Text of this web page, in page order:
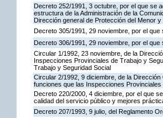
Decreto 252/1991, 3 octubre, por el que se
estructura de la Administración de la
Dirección general de Protección del Menor y
Decreto 305/1991, 29 noviembre, por el
Decreto 306/1991, 29 noviembre, por el
Circular 1/1992, 23 noviembre, de la
Inspecciones Provinciales de Trabajo y
Trabajo y Seguridad Social
Circular 2/1992, 9 diciembre, de la
funciones que las Inspecciones
Decreto 220/2000, 4 diciembre, por el que
calidad del servicio público y mejores
Decreto 207/1993, 9 julio, del Reglamento